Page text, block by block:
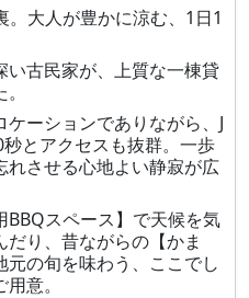
大人が豊かに涼む、1日1
い古民家が、上質な一棟貸
ーションでありながら、J
とアクセスも抜群。一歩
させる心地よい静寂が広
スペース】で天候を気
り、昔ながらの【かま
の旬を味わう、ここでし
意。